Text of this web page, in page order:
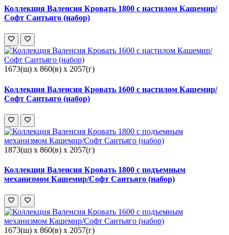
Коллекция Валенсия Кровать 1800 с настилом Кашемир/
Софт Сантьяго (набор)
1673(ш) x 860(в) x 2057(г)
Коллекция Валенсия Кровать 1600 с настилом Кашемир/
Софт Сантьяго (набор)
1873(ш) x 860(в) x 2057(г)
Коллекция Валенсия Кровать 1800 с подъемным
механизмом Кашемир/Софт Сантьяго (набор)
1673(ш) x 860(в) x 2057(г)